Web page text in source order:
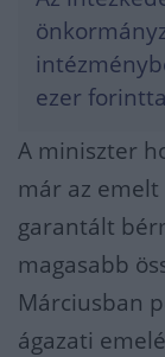
ezer
A miniszter
már az
garantált
magasabb
Márciusban
ágazati